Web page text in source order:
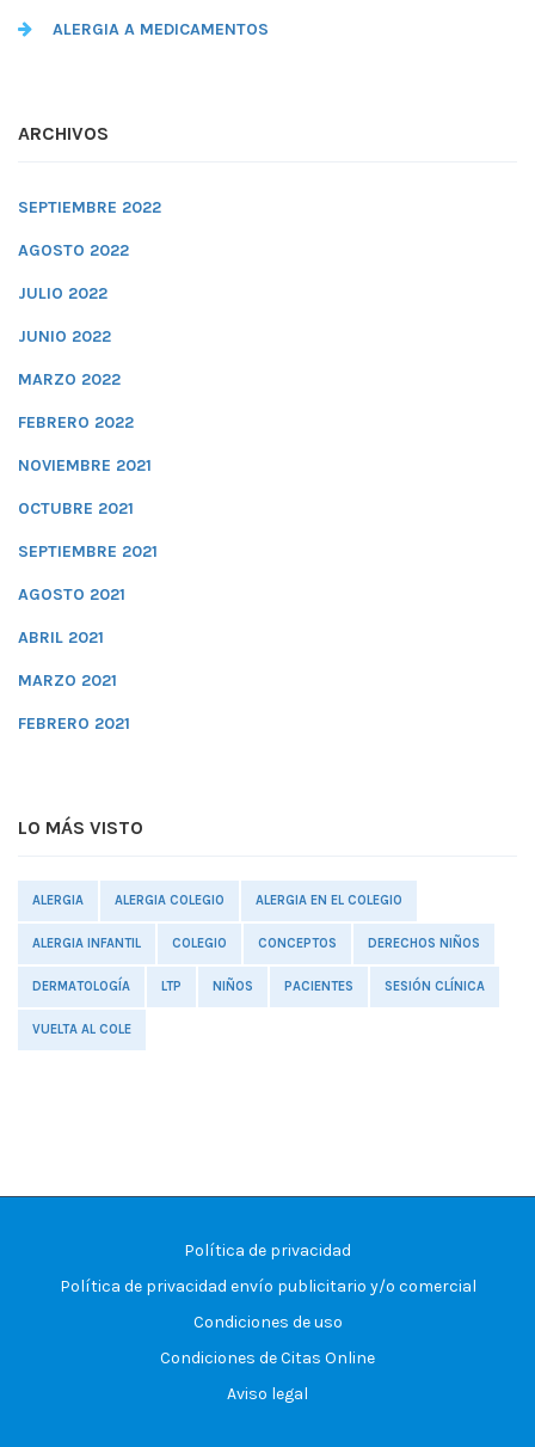
ALERGIA A MEDICAMENTOS
ARCHIVOS
SEPTIEMBRE 2022
AGOSTO 2022
JULIO 2022
JUNIO 2022
MARZO 2022
FEBRERO 2022
NOVIEMBRE 2021
OCTUBRE 2021
SEPTIEMBRE 2021
AGOSTO 2021
ABRIL 2021
MARZO 2021
FEBRERO 2021
LO MÁS VISTO
ALERGIA ALERGIA COLEGIO ALERGIA EN EL COLEGIO
ALERGIA INFANTIL COLEGIO CONCEPTOS DERECHOS NIÑOS
DERMATOLOGÍA LTP NIÑOS PACIENTES SESIÓN CLÍNICA
VUELTA AL COLE
Política de privacidad
Política de privacidad envío publicitario y/o comercial
Condiciones de uso
Condiciones de Citas Online
Aviso legal